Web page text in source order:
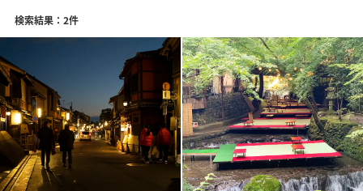
検索結果：2件